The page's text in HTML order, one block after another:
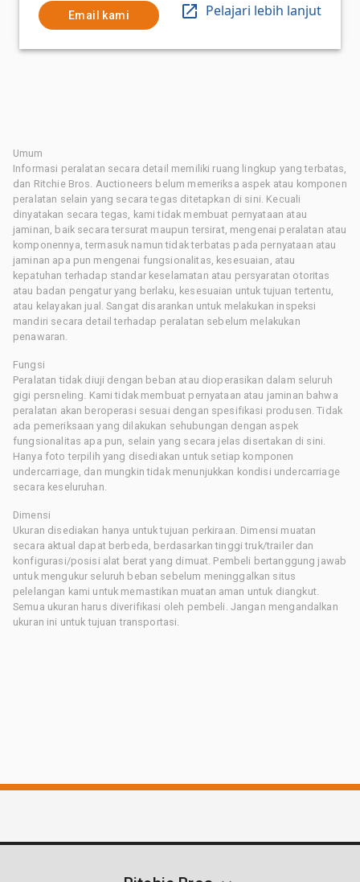
Email kami Pelajari lebih lanjut
Umum
Informasi peralatan secara detail memiliki ruang lingkup yang terbatas,
dan Ritchie Bros. Auctioneers belum memeriksa aspek atau komponen
peralatan selain yang secara tegas ditetapkan di sini. Kecuali
dinyatakan secara tegas, kami tidak membuat pernyataan atau
jaminan, baik secara tersurat maupun tersirat, mengenai peralatan atau
komponennya, termasuk namun tidak terbatas pada pernyataan atau
jaminan apa pun mengenai fungsionalitas, kesesuaian, atau
kepatuhan terhadap standar keselamatan atau persyaratan otoritas
atau badan pengatur yang berlaku, kesesuaian untuk tujuan tertentu,
atau kelayakan jual. Sangat disarankan untuk melakukan inspeksi
mandiri secara detail terhadap peralatan sebelum melakukan
penawaran.
Fungsi
Peralatan tidak diuji dengan beban atau dioperasikan dalam seluruh
gigi persneling. Kami tidak membuat pernyataan atau jaminan bahwa
peralatan akan beroperasi sesuai dengan spesifikasi produsen. Tidak
ada pemeriksaan yang dilakukan sehubungan dengan aspek
fungsionalitas apa pun, selain yang secara jelas disertakan di sini.
Hanya foto terpilih yang disediakan untuk setiap komponen
undercarriage, dan mungkin tidak menunjukkan kondisi undercarriage
secara keseluruhan.
Dimensi
Ukuran disediakan hanya untuk tujuan perkiraan. Dimensi muatan
secara aktual dapat berbeda, berdasarkan tinggi truk/trailer dan
konfigurasi/posisi alat berat yang dimuat. Pembeli bertanggung jawab
untuk mengukur seluruh beban sebelum meninggalkan situs
pelelangan kami untuk memastikan muatan aman untuk diangkut.
Semua ukuran harus diverifikasi oleh pembeli. Jangan mengandalkan
ukuran ini untuk tujuan transportasi.